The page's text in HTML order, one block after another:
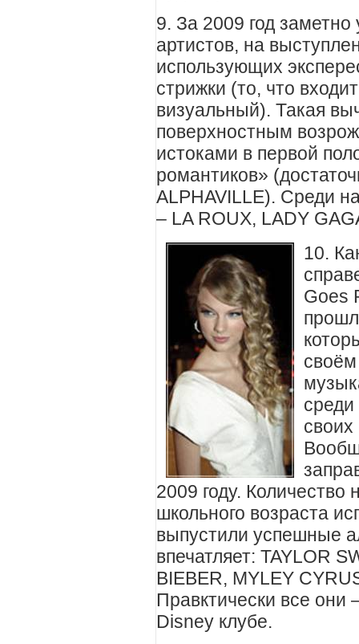
9. За 2009 год заметно
артистов, на
использующих
стрижки (то, что
визуальный). Такая
поверхностным
истоками в первой
романтиков»
ALPHAVILLE). Среди
– LA ROUX, LADY
10.
Goes
своих
2009 году.
школьного возраста
выпустили успешные
впечатляет: TAYLOR
BIEBER, MYLEY
Правктически все они
Disney клубе.